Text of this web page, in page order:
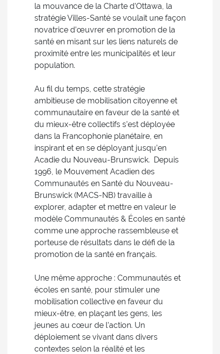
la mouvance de la Charte d’Ottawa, la
stratégie Villes-Santé se voulait une façon
novatrice d’œuvrer en promotion de la
santé en misant sur les liens naturels de
proximité entre les municipalités et leur
population.
Au fil du temps, cette stratégie
ambitieuse de mobilisation citoyenne et
communautaire en faveur de la santé et
du mieux-être collectifs s’est déployée
dans la Francophonie planétaire, en
inspirant et en se déployant jusqu’en
Acadie du Nouveau-Brunswick. Depuis
1996, le Mouvement Acadien des
Communautés en Santé du Nouveau-
Brunswick (MACS-NB) travaille à
explorer, adapter et mettre en valeur le
modèle Communautés & Écoles en santé
comme une approche rassembleuse et
porteuse de résultats dans le défi de la
promotion de la santé en français.
Une même approche : Communautés et
écoles en santé, pour stimuler une
mobilisation collective en faveur du
mieux-être, en plaçant les gens, les
jeunes au cœur de l’action. Un
déploiement se vivant dans divers
contextes selon la réalité et les